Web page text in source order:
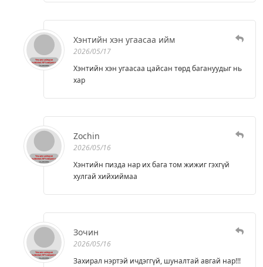
Хэнтийн хэн угаасаа ийм
2026/05/17
Хэнтийн хэн угаасаа цайсан төрд багануудыг нь
хар
Zochin
2026/05/16
Хэнтийн пизда нар их бага том жижиг гэхгүй
хулгай хийхиймаа
Зочин
2026/05/16
Захирал нэртэй ичдэггүй, шуналтай авгай нар!!!